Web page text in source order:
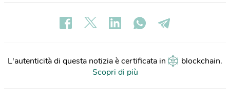
L'autenticità di questa notizia è certificata in blockchain.
Scopri di più